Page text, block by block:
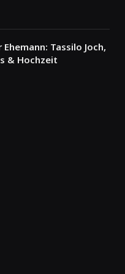
Ehemann: Tassilo Joch,
& Hochzeit